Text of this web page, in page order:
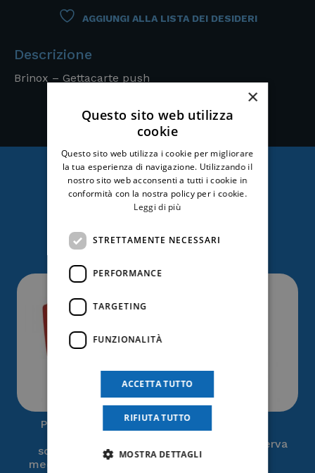
AGGIUNGI ALLA LISTA DEI DESIDERI
Descrizione
Brinox – Gettacarte push
Ti potrebbe anche
interessare
Plastic Pharma –
soccorso + pacco
medicazione fino a 2
Portarotolo di riserva
×
Questo sito web utilizza
cookie
Questo sito web utilizza i cookie per migliorare
la tua esperienza di navigazione. Utilizzando il
nostro sito web acconsenti a tutti i cookie in
conformità con la nostra policy per i cookie.
Leggi di più
STRETTAMENTE NECESSARI
PERFORMANCE
TARGETING
FUNZIONALITÀ
ACCETTA TUTTO
RIFIUTA TUTTO
MOSTRA DETTAGLI